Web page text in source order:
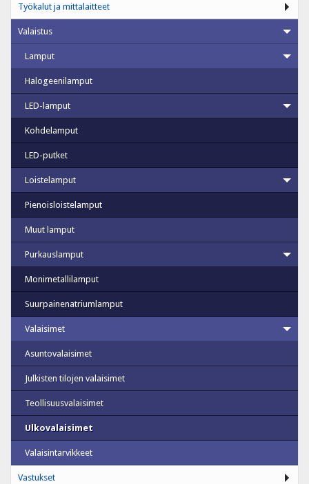
Työkalut ja mittalaitteet
Valaistus
Lamput
Halogeenilamput
LED-lamput
Kohdelamput
LED-putket
Loistelamput
Pienoisloistelamput
Muut lamput
Purkauslamput
Monimetallilamput
Suurpainenatriumlamput
Valaisimet
Asuntovalaisimet
Julkisten tilojen valaisimet
Teollisuusvalaisimet
Ulkovalaisimet
Valaisintarvikkeet
Vastukset